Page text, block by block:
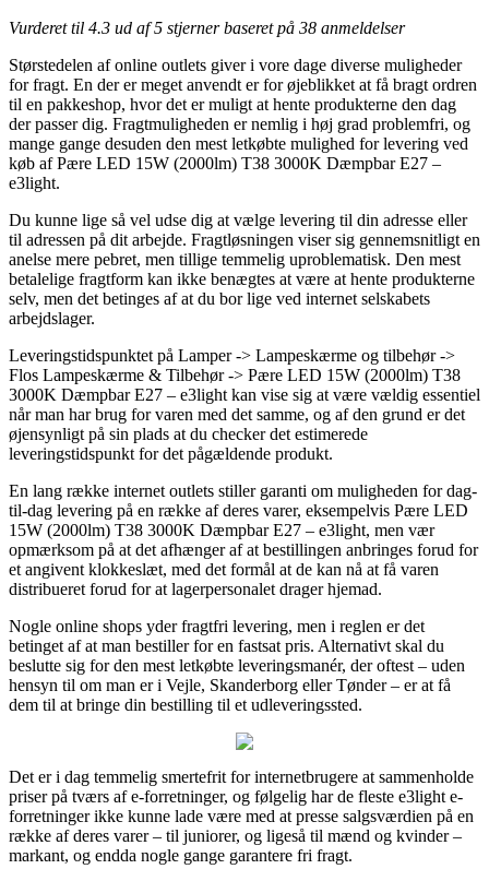
Vurderet til 4.3 ud af 5 stjerner baseret på 38 anmeldelser
Størstedelen af online outlets giver i vore dage diverse muligheder
for fragt. En der er meget anvendt er for øjeblikket at få bragt ordren
til en pakkeshop, hvor det er muligt at hente produkterne den dag
der passer dig. Fragtmuligheden er nemlig i høj grad problemfri, og
mange gange desuden den mest letkøbte mulighed for levering ved
køb af Pære LED 15W (2000lm) T38 3000K Dæmpbar E27 –
e3light.
Du kunne lige så vel udse dig at vælge levering til din adresse eller
til adressen på dit arbejde. Fragtløsningen viser sig gennemsnitligt en
anelse mere pebret, men tillige temmelig uproblematisk. Den mest
betalelige fragtform kan ikke benægtes at være at hente produkterne
selv, men det betinges af at du bor lige ved internet selskabets
arbejdslager.
Leveringstidspunktet på Lamper -> Lampeskærme og tilbehør ->
Flos Lampeskærme & Tilbehør -> Pære LED 15W (2000lm) T38
3000K Dæmpbar E27 – e3light kan vise sig at være vældig essentiel
når man har brug for varen med det samme, og af den grund er det
øjensynligt på sin plads at du checker det estimerede
leveringstidspunkt for det pågældende produkt.
En lang række internet outlets stiller garanti om muligheden for dag-
til-dag levering på en række af deres varer, eksempelvis Pære LED
15W (2000lm) T38 3000K Dæmpbar E27 – e3light, men vær
opmærksom på at det afhænger af at bestillingen anbringes forud for
et angivent klokkeslæt, med det formål at de kan nå at få varen
distribueret forud for at lagerpersonalet drager hjemad.
Nogle online shops yder fragtfri levering, men i reglen er det
betinget af at man bestiller for en fastsat pris. Alternativt skal du
beslutte sig for den mest letkøbte leveringsmanér, der oftest – uden
hensyn til om man er i Vejle, Skanderborg eller Tønder – er at få
dem til at bringe din bestilling til et udleveringssted.
Det er i dag temmelig smertefrit for internetbrugere at sammenholde
priser på tværs af e-forretninger, og følgelig har de fleste e3light e-
forretninger ikke kunne lade være med at presse salgsværdien på en
række af deres varer – til juniorer, og ligeså til mænd og kvinder –
markant, og endda nogle gange garantere fri fragt.